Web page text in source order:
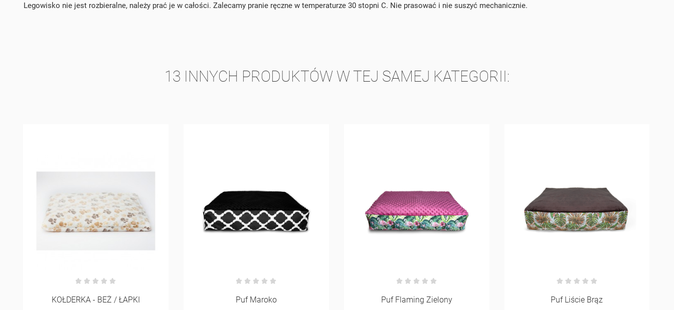
Legowisko nie jest rozbieralne, należy prać je w całości. Zalecamy pranie ręczne w temperaturze 30 stopni C. Nie prasować i nie suszyć mechanicznie.
13 INNYCH PRODUKTÓW W TEJ SAMEJ KATEGORII:
KOŁDERKA - BEŻ / ŁAPKI
Puf Maroko
Puf Flaming Zielony
Puf Liście Brąz